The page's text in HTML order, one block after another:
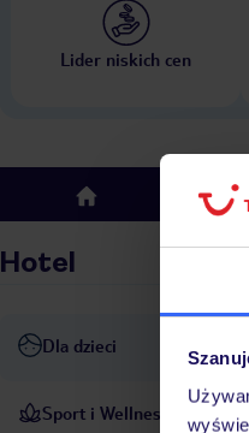
Lider niskich cen
top
Hotel
Dla dzieci
Sport i Wellness